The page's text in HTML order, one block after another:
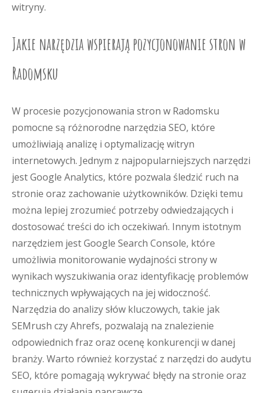
witryny.
Jakie narzędzia wspierają pozycjonowanie stron w
Radomsku
W procesie pozycjonowania stron w Radomsku
pomocne są różnorodne narzędzia SEO, które
umożliwiają analizę i optymalizację witryn
internetowych. Jednym z najpopularniejszych narzędzi
jest Google Analytics, które pozwala śledzić ruch na
stronie oraz zachowanie użytkowników. Dzięki temu
można lepiej zrozumieć potrzeby odwiedzających i
dostosować treści do ich oczekiwań. Innym istotnym
narzędziem jest Google Search Console, które
umożliwia monitorowanie wydajności strony w
wynikach wyszukiwania oraz identyfikację problemów
technicznych wpływających na jej widoczność.
Narzędzia do analizy słów kluczowych, takie jak
SEMrush czy Ahrefs, pozwalają na znalezienie
odpowiednich fraz oraz ocenę konkurencji w danej
branży. Warto również korzystać z narzędzi do audytu
SEO, które pomagają wykrywać błędy na stronie oraz